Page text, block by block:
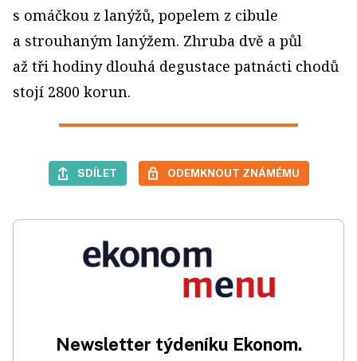
s omáčkou z lanýžů, popelem z cibule
a strouhaným lanýžem. Zhruba dvě a půl
až tři hodiny dlouhá degustace patnácti chodů
stojí 2800 korun.
SDÍLET ODEMKNOUT ZNÁMÉMU
Newsletter týdeníku Ekonom.